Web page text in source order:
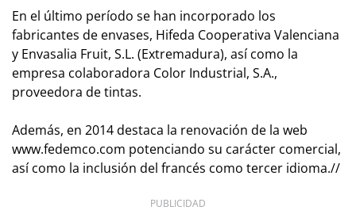
En el último período se han incorporado los
fabricantes de envases, Hifeda Cooperativa Valenciana
y Envasalia Fruit, S.L. (Extremadura), así como la
empresa colaboradora Color Industrial, S.A.,
proveedora de tintas.
Además, en 2014 destaca la renovación de la web
www.fedemco.com potenciando su carácter comercial,
así como la inclusión del francés como tercer idioma.//
PUBLICIDAD